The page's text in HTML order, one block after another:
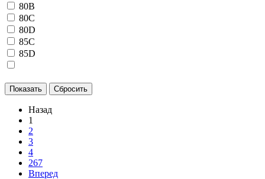
80B
80C
80D
85C
85D
Назад
1
2
3
4
267
Вперед